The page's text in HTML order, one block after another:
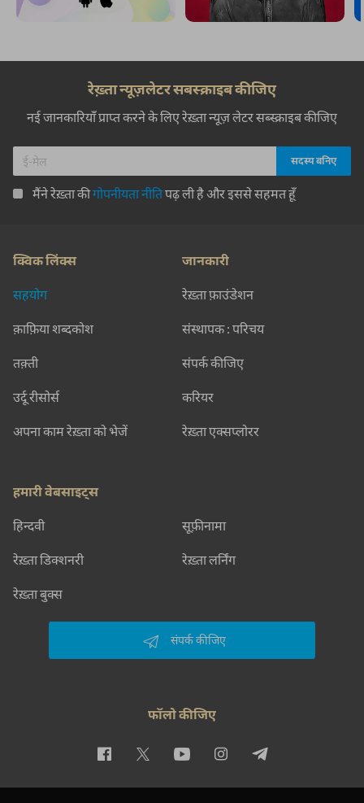
रेख़्ता न्यूज़लेटर सबस्क्राइब कीजिए
नई जानकारियाँ प्राप्त करने के लिए रेख़्ता न्यूज़ लेटर सब्स्क्राइब कीजिए
मैंने रेख़्ता कीगोपनीयता नीतिपढ़ ली है और इससे सहमत हूँ
क्विक लिंक्स
सहयोग
क़ाफ़िया शब्दकोश
तक़्ती
उर्दू रीसोर्स
अपना काम रेख़्ता को भेजें
जानकारी
रेख़्ता फ़ाउंडेशन
संस्थापक : परिचय
संपर्क कीजिए
करियर
रेख़्ता एक्सप्लोरर
हमारी वेबसाइट्स
हिन्दवी सूफ़ीनामा
रेख़्ता डिक्शनरी रेख़्ता लर्निंग
रेख़्ता बुक्स
संपर्क कीजिए
फॉलो कीजिए